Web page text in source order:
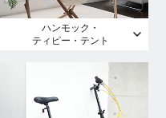
ハンモック・
ティピー・テント